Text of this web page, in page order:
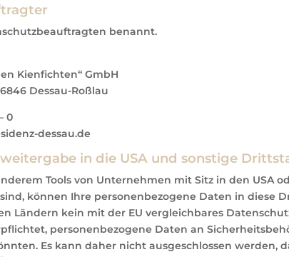
benannt.
Kienfichten“ GmbH
Dessau-Roßlau
0
dessau.de
in die USA und sonstige
Tools von Unternehmen mit Sitz in den USA
können Ihre personenbezogene Daten in
Ländern kein mit der EU vergleichbares
personenbezogene Daten an
Es kann daher nicht ausgeschlossen werden,